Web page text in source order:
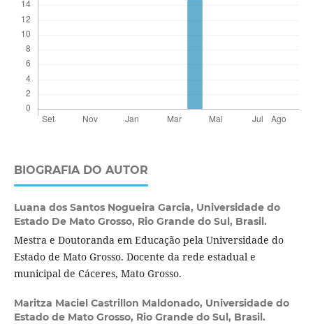
BIOGRAFIA DO AUTOR
Luana dos Santos Nogueira Garcia, Universidade do
Estado De Mato Grosso, Rio Grande do Sul, Brasil.
Mestra e Doutoranda em Educação pela Universidade do
Estado de Mato Grosso. Docente da rede estadual e
municipal de Cáceres, Mato Grosso.
Maritza Maciel Castrillon Maldonado, Universidade do
Estado de Mato Grosso, Rio Grande do Sul, Brasil.